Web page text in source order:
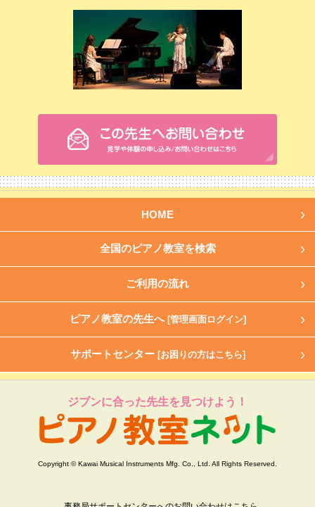
HOME
全国のピアノ教室を検索
ご利用の流れ
ピアノ教室の先生へ [管理画面ログイン]
サポートセンター [お困りの方はこちら]
ジブンに合った先生を見つけよう！
Copyright © Kawai Musical Instruments Mfg. Co., Ltd. All Rights Reserved.